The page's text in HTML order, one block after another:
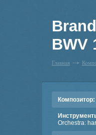
BWV
Главная
Композитор:
Orchestra: